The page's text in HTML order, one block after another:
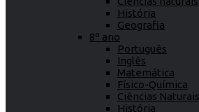
História
Geografia
8º ano
Português
Inglês
Matemática
Físico-Química
Ciências Naturais
História